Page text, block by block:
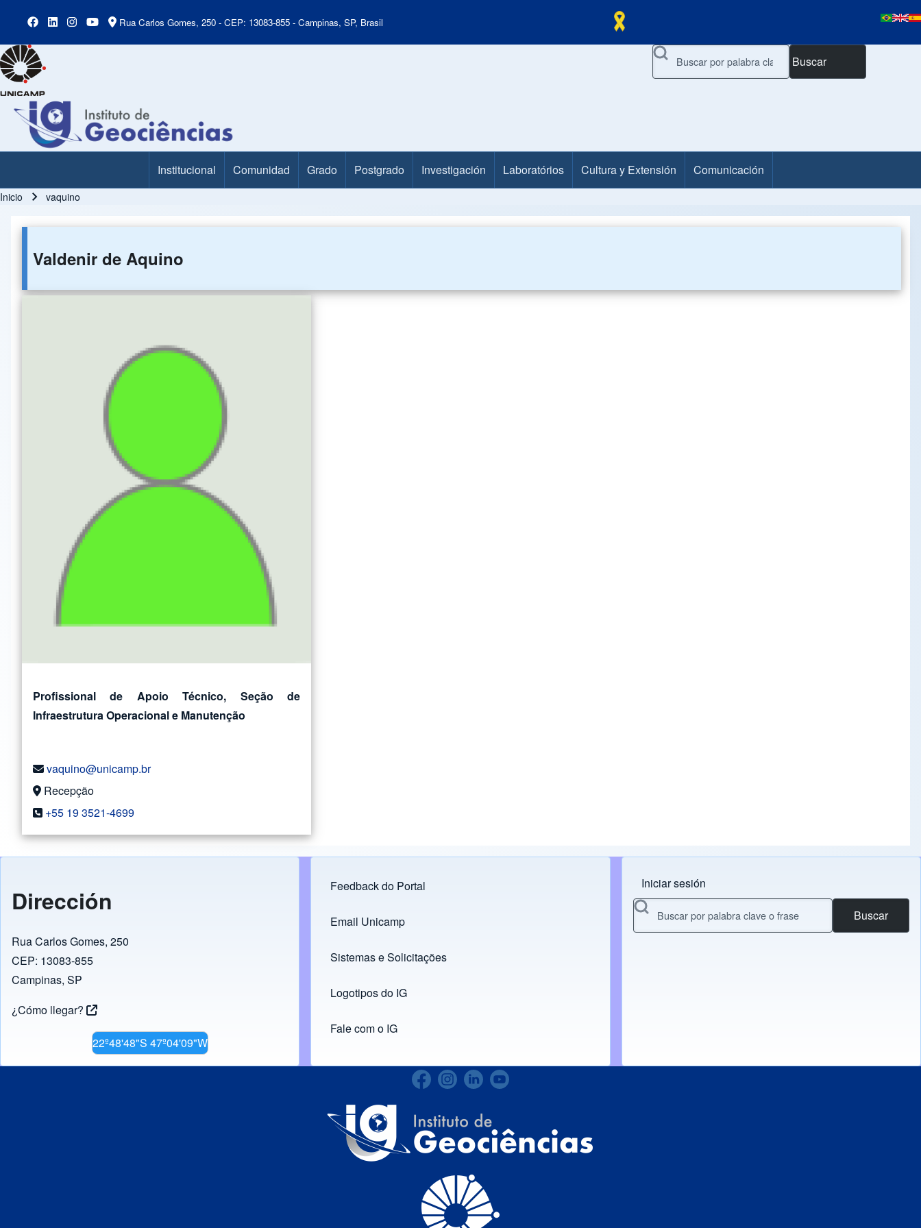
Rua Carlos Gomes, 250 - CEP: 13083-855 - Campinas, SP, Brasil
Buscar
Main Menu Institucional Comunidad Grado Postgrado Investigación Laboratórios Cultura y Extensión Comunicación
Ruta de navegación
Inicio vaquino
Valdenir de Aquino
Profissional de Apoio Técnico, Seção de
Infraestrutura Operacional e Manutenção
vaquino@unicamp.br
Recepção
+55 19 3521-4699
Dirección
Rua Carlos Gomes, 250
CEP: 13083-855
Campinas, SP
¿Cómo llegar?
22º48'48"S 47º04'09"W
Footer menu
Feedback do Portal
Links
Email Unicamp
(opens in new tab)
Sistemas e Solicitações
(opens in new tab)
Logotipos do IG
(opens in new tab)
Fale com o IG
Menu do usuário
Iniciar sesión
Buscar